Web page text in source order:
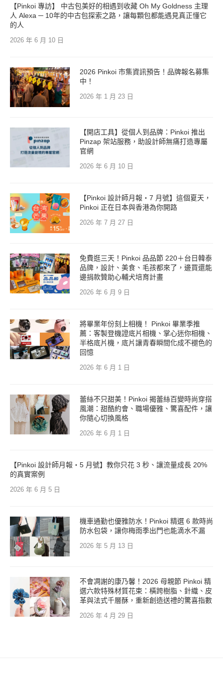
【Pinkoi 專訪】 中古包美好的相遇到收藏 Oh My Goldness 主理
人 Alexa ─ 10年的中古包探索之路，讓每顆包都能遇見真正懂它
的人
2026 年 6 月 10 日
2026 Pinkoi 市集資訊預告！品牌報名募集
中！
2026 年 1 月 23 日
【開店工具】從個人到品牌：Pinkoi 推出
Pinzap 架站服務，助設計師無痛打造專屬
官網
2026 年 6 月 10 日
【Pinkoi 設計師月報・7 月號】這個夏天，
Pinkoi 正在日本與香港為你開路
2026 年 7 月 27 日
免費逛三天！Pinkoi 品品節 220＋台日韓泰
品牌，設計、美食、毛孩都來了，邊買還能
邊捐款贊助心輔犬培育計畫
2026 年 6 月 9 日
將畢業年份刻上相機！ Pinkoi 畢業季推
薦：客製登機證底片相機、掌心迷你相機、
半格底片機，底片讓青春瞬間化成不褪色的
回憶
2026 年 6 月 1 日
蕾絲不只甜美！Pinkoi 揭蕾絲百變時尚穿搭
風潮：甜酷約會、職場優雅、驚喜配件，讓
你隨心切換風格
2026 年 6 月 1 日
【Pinkoi 設計師月報・5 月號】教你只花 3 秒、讓流量成長 20%
的真實案例
2026 年 6 月 5 日
機車通勤也優雅防水！Pinkoi 精選 6 款時尚
防水包袋，讓你梅雨季出門也能滴水不漏
2026 年 5 月 13 日
不會凋謝的康乃馨！2026 母親節 Pinkoi 精
選六款特殊材質花束：橫跨樹脂、針織、皮
革與法式千層酥，重新創造送禮的驚喜指數
2026 年 4 月 29 日